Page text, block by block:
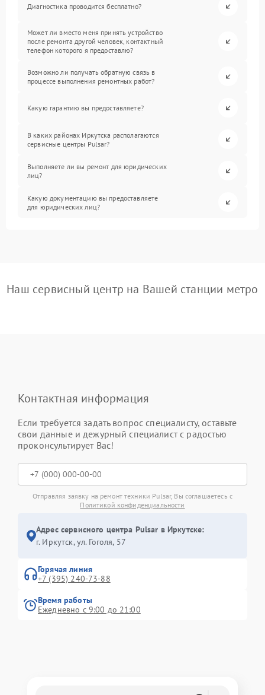
Диагностика проводится бесплатно?
Может ли вместо меня принять устройство
после ремонта другой человек, контактный
телефон которого я предоставлю?
Возможно ли получать обратную связь в
процессе выполнения ремонтных работ?
Какую гарантию вы предоставляете?
В каких районах Иркутска располагаются
сервисные центры Pulsar?
Выполняете ли вы ремонт для юридических
лиц?
Какую документацию вы предоставляете
для юридических лиц?
Наш сервисный центр на Вашей станции метро
Контактная информация
Если требуется задать вопрос специалисту, оставьте
свои данные и дежурный специалист с радостью
проконсультирует Вас!
Отправляя заявку на ремонт техники Pulsar, Вы соглашаетесь с
Политикой конфиденциальности
Адрес сервисного центра Pulsar в Иркутске:
г. Иркутск, ул. ​Гоголя, 57
Горячая линия
+7 (395) 240-73-88
Время работы
Ежедневно с 9:00 до 21:00